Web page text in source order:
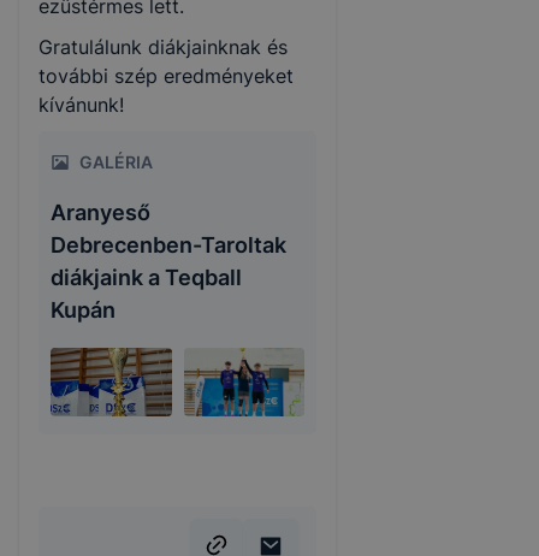
ezüstérmes lett.
Gratulálunk diákjainknak és
további szép eredményeket
kívánunk!
GALÉRIA
Aranyeső
Debrecenben-Taroltak
diákjaink a Teqball
Kupán